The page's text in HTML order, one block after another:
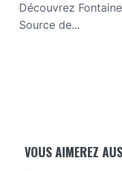
Découvrez
Source de...
VOUS AIMEREZ